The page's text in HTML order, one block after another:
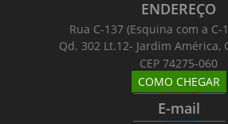
ENDEREÇO
Rua C-137 (Esquina com a C-
Qd. 302 Lt.12- Jardim América,
CEP 74275-060
COMO CHEGAR
_______________________
E-mail
_______________________